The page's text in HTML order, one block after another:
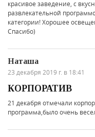
красивое заведение, с
развлекательной
категории! Хорошее
Спасибо)
Наташа
23 декабря 2019 г. в 18:41
КОРПОРАТИВ
21 декабря отмечали
программа,было очень